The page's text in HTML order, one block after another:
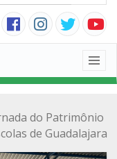
do Patrimônio
de Guadalajara